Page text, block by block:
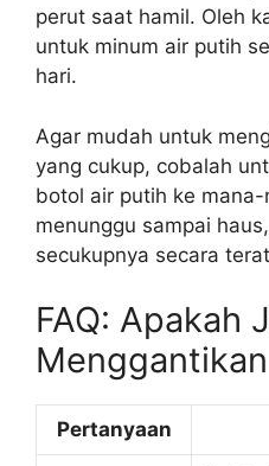
perut saat hamil. Oleh
untuk minum air putih
hari.
Agar mudah untuk
yang cukup, cobalah
botol air putih ke mana-
menunggu sampai
secukupnya secara
FAQ: Apakah
Pertanyaan